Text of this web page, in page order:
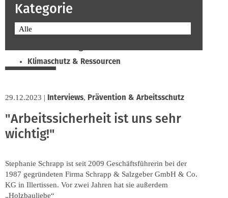
Kategorie
Alle
Klimaschutz & Ressourcen
Soziales & Tarifpolitik
Verband & Innungen
Innung
29.12.2023 | Interviews, Prävention & Arbeitsschutz
"Arbeitssicherheit ist uns sehr
wichtig!"
Stephanie Schrapp ist seit 2009 Geschäftsführerin bei der
1987 gegründeten Firma Schrapp & Salzgeber GmbH & Co.
KG in Illertissen. Vor zwei Jahren hat sie außerdem
„Holzbauliebe“